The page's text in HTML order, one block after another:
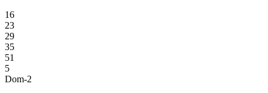
16
23
29
35
51
5
Dom-2